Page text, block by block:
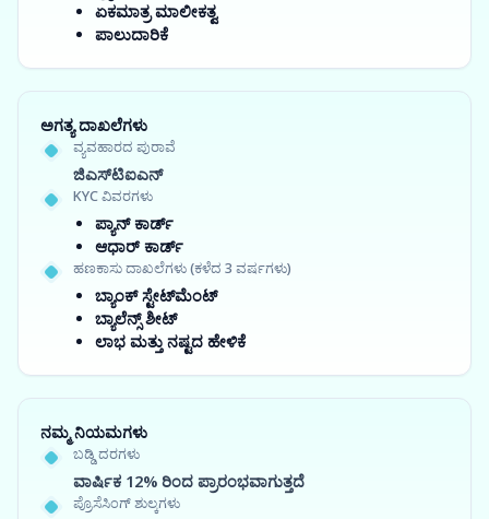
ಏಕಮಾತ್ರ ಮಾಲೀಕತ್ವ
ಪಾಲುದಾರಿಕೆ
ಅಗತ್ಯ ದಾಖಲೆಗಳು
ವ್ಯವಹಾರದ ಪುರಾವೆ
ಜಿಎಸ್‍ಟಿಐಎನ್
KYC ವಿವರಗಳು
ಪ್ಯಾನ್ ಕಾರ್ಡ್
ಆಧಾರ್ ಕಾರ್ಡ್
ಹಣಕಾಸು ದಾಖಲೆಗಳು (ಕಳೆದ 3 ವರ್ಷಗಳು)
ಬ್ಯಾಂಕ್ ಸ್ಟೇಟ್‌ಮೆಂಟ್
ಬ್ಯಾಲೆನ್ಸ್ ಶೀಟ್
ಲಾಭ ಮತ್ತು ನಷ್ಟದ ಹೇಳಿಕೆ
ನಮ್ಮ ನಿಯಮಗಳು
ಬಡ್ಡಿ ದರಗಳು
ವಾರ್ಷಿಕ 12% ರಿಂದ ಪ್ರಾರಂಭವಾಗುತ್ತದೆ
ಪ್ರೊಸೆಸಿಂಗ್ ಶುಲ್ಕಗಳು